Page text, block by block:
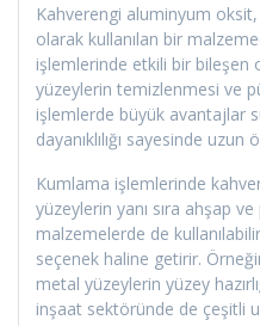
Kahverengi aluminyum
olarak kullanılan bir
işlemlerinde etkili bir bileşen
yüzeylerin temizlenmesi ve
işlemlerde büyük avantajlar
dayanıklılığı sayesinde
Kumlama işlemlerinde
yüzeylerin yanı sıra ahşap
malzemelerde de
seçenek haline getirir.
metal yüzeylerin yüzey
inşaat sektöründe de çeşitli